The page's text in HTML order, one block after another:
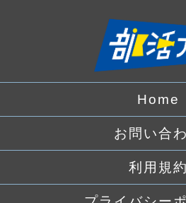
Home
お問い合
利用規約